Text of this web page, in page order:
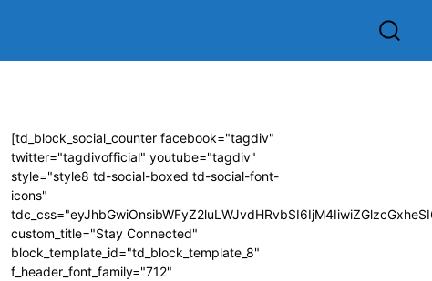
[td_block_social_counter facebook="tagdiv"
twitter="tagdivofficial" youtube="tagdiv"
style="style8 td-social-boxed td-social-font-
icons"
custom_title="Stay Connected"
block_template_id="td_block_template_8"
f_header_font_family="712"